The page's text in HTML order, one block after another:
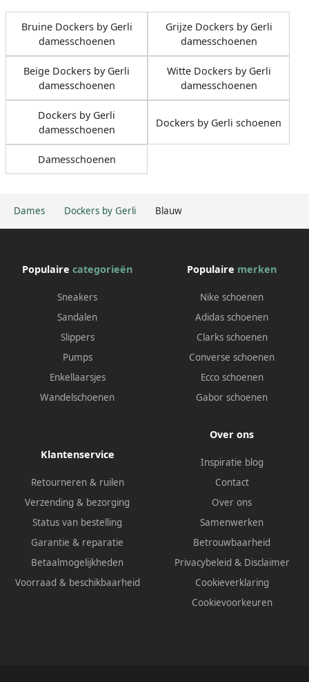
Dames Dockers by Gerli Blauw
Bruine Dockers by Gerli
damesschoenen
Grijze Dockers by Gerli
damesschoenen
Beige Dockers by Gerli
damesschoenen
Witte Dockers by Gerli
damesschoenen
Dockers by Gerli
damesschoenen
Dockers by Gerli schoenen
Damesschoenen
Populaire categorieën
Sneakers
Sandalen
Slippers
Pumps
Enkellaarsjes
Wandelschoenen
Populaire merken
Nike schoenen
Adidas schoenen
Clarks schoenen
Converse schoenen
Ecco schoenen
Gabor schoenen
Klantenservice
Retourneren & ruilen
Verzending & bezorging
Status van bestelling
Garantie & reparatie
Betaalmogelijkheden
Voorraad & beschikbaarheid
Over ons
Inspiratie blog
Contact
Over ons
Samenwerken
Betrouwbaarheid
Privacybeleid & Disclaimer
Cookieverklaring
Cookievoorkeuren